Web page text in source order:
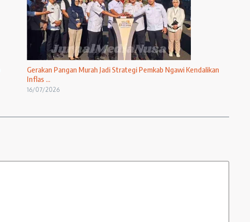
Gerakan Pangan Murah Jadi Strategi Pemkab Ngawi Kendalikan
Inflas ...
16/07/2026